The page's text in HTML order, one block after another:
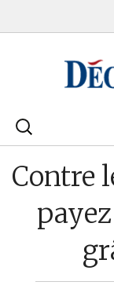
Rechercher
Placements
Assurance Vie
Contre